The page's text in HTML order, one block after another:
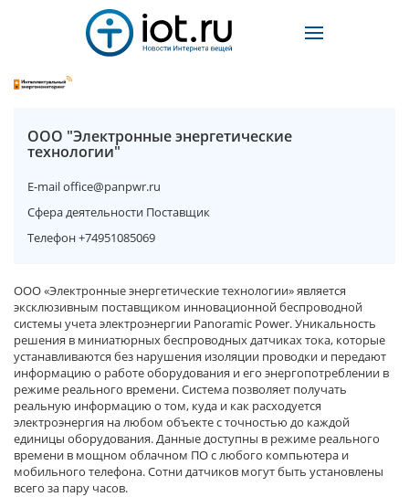
ООО "Электронные энергетические
технологии"
E-mailoffice@panpwr.ru
Сфера деятельности Поставщик
Телефон+74951085069
ООО «Электронные энергетические технологии» является
эксклюзивным поставщиком инновационной беспроводной
системы учета электроэнергии Panoramic Power. Уникальность
решения в миниатюрных беспроводных датчиках тока, которые
устанавливаются без нарушения изоляции проводки и передают
информацию о работе оборудования и его энергопотреблении в
режиме реального времени. Система позволяет получать
реальную информацию о том, куда и как расходуется
электроэнергия на любом объекте с точностью до каждой
единицы оборудования. Данные доступны в режиме реального
времени в мощном облачном ПО с любого компьютера и
мобильного телефона. Сотни датчиков могут быть установлены
всего за пару часов.